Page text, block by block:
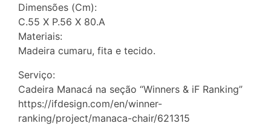
Dimensões (Cm):
C.55 X P.56 X 80.A
Materiais:
Madeira cumaru, fita e tecido.
Serviço:
Cadeira Manacá na seção “Winners & iF Ranking”
https://ifdesign.com/en/winner-
ranking/project/manaca-chair/621315